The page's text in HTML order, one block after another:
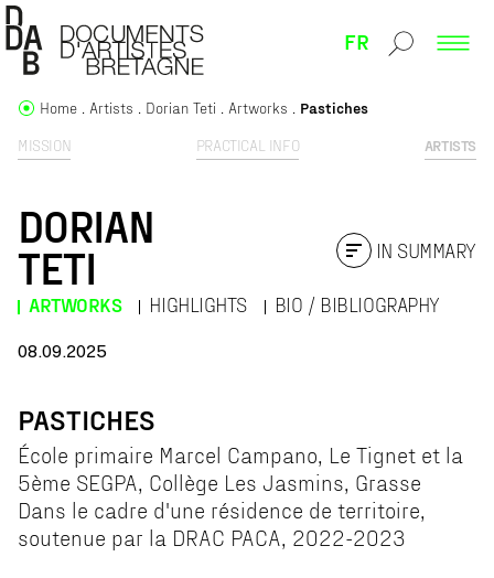
FR
MISSION PRACTICAL INFO ARTISTS
Home Artists Dorian Teti Artworks Pastiches
DORIAN
TETI
ARTWORKS HIGHLIGHTS BIO / BIBLIOGRAPHY
IN SUMMARY
08.09.2025
PASTICHES
École primaire Marcel Campano, Le Tignet et la
5ème SEGPA, Collège Les Jasmins, Grasse
Dans le cadre d'une résidence de territoire,
soutenue par la DRAC PACA, 2022-2023